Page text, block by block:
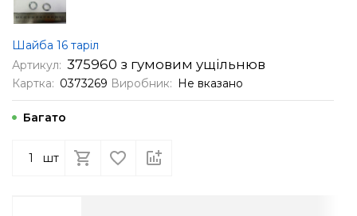
Шайба 16 таріл
Артикул: 375960 з гумовим ущільнюв
Картка: 0373269 Виробник: Не вказано
Багато
шт